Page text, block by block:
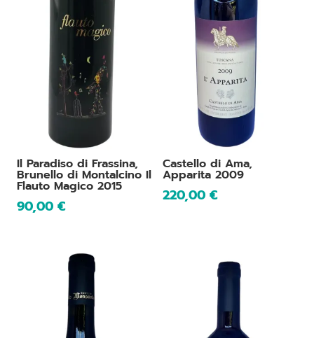
Il Paradiso di Frassina,
Brunello di Montalcino Il
Flauto Magico 2015
90,00 €
Castello di Ama,
Apparita 2009
220,00 €